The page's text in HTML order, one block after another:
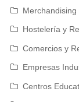
Merchandising
Hostelería y
Comercios y
Empresas
Centros